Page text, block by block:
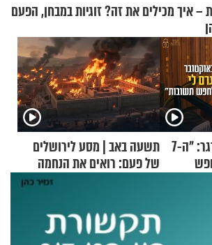
– איך מכילים את זה? זוגיות במבחן, הפעם
קוד פתוח | דניאל ברגר: "ה-7 תשעה באב | מסע לירושלים
של פעם: רואים את הנחמה